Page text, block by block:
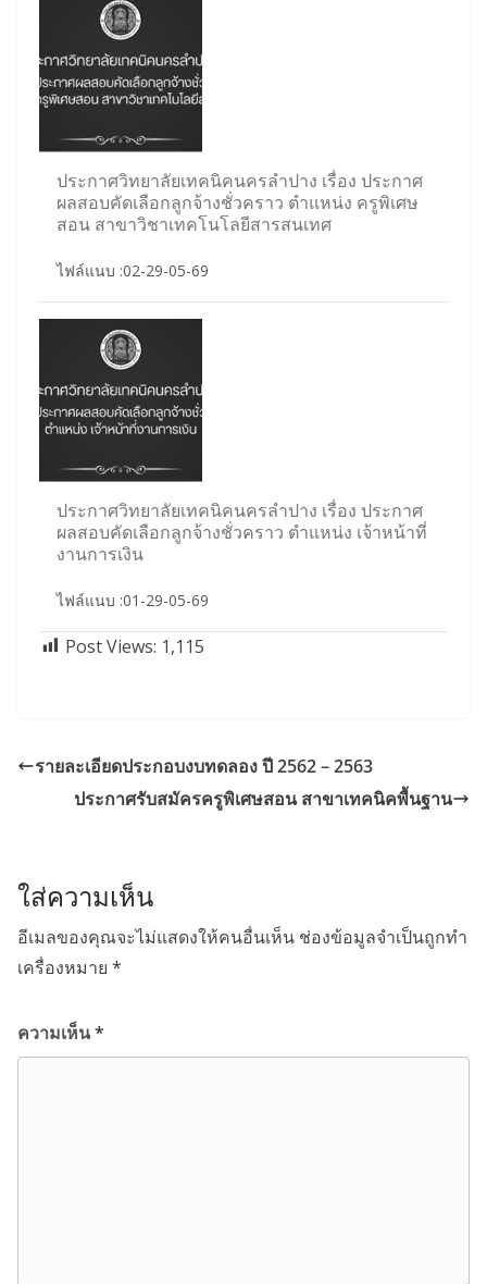
ประกาศวิทยาลัยเทคนิคนครลำปาง เรื่อง ประกาศ
ผลสอบคัดเลือกลูกจ้างชั่วคราว ตำแหน่ง ครูพิเศษ
สอน สาขาวิชาเทคโนโลยีสารสนเทศ
ไฟล์แนบ :02-29-05-69
ประกาศวิทยาลัยเทคนิคนครลำปาง เรื่อง ประกาศ
ผลสอบคัดเลือกลูกจ้างชั่วคราว ตำแหน่ง เจ้าหน้าที่
งานการเงิน
ไฟล์แนบ :01-29-05-69
Post Views: 1,115
รายละเอียดประกอบงบทดลอง ปี 2562 – 2563
ประกาศรับสมัครครูพิเศษสอน สาขาเทคนิคพื้นฐาน
ใส่ความเห็น
อีเมลของคุณจะไม่แสดงให้คนอื่นเห็น ช่องข้อมูลจำเป็นถูกทำ
เครื่องหมาย *
ความเห็น*